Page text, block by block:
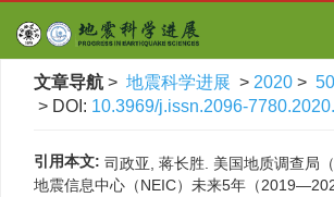
文章导航 > 地震科学进展 > 2020 >
> DOI: 10.3969/j.issn.2096-
引用本文: 司政亚, 蒋长胜. 美国地质调查局
地震信息中心（NEIC）未来5年（